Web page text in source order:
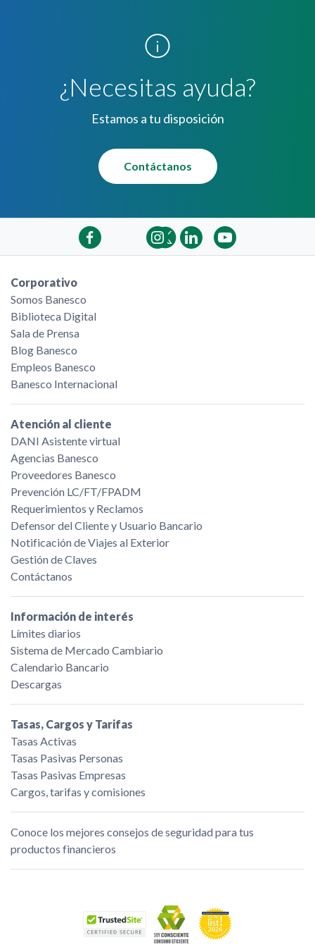
¿Necesitas ayuda?
Estamos a tu disposición
Contáctanos
Corporativo
Somos Banesco
Biblioteca Digital
Sala de Prensa
Blog Banesco
Empleos Banesco
Banesco Internacional
Atención al cliente
DANI Asistente virtual
Agencias Banesco
Proveedores Banesco
Prevención LC/FT/FPADM
Requerimientos y Reclamos
Defensor del Cliente y Usuario Bancario
Notificación de Viajes al Exterior
Gestión de Claves
Contáctanos
Información de interés
Límites diarios
Sistema de Mercado Cambiario
Calendario Bancario
Descargas
Tasas, Cargos y Tarifas
Tasas Activas
Tasas Pasivas Personas
Tasas Pasivas Empresas
Cargos, tarifas y comisiones
Conoce los mejores consejos de seguridad para tus
productos financieros